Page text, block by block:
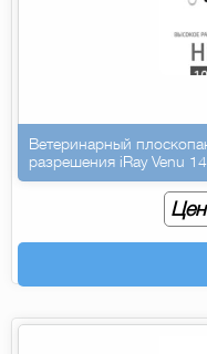
Ветеринарный
разрешения iRay Venu